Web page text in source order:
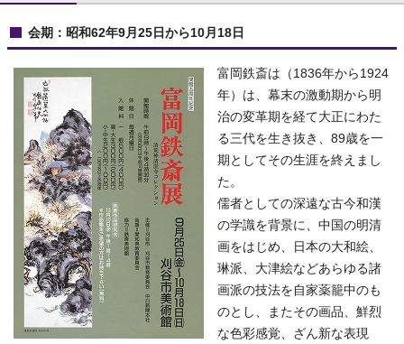
会期：昭和62年9月25日から10月18日
富岡鉄斎は（1836年から1924
年）は、幕末の激動期から明
治の変革期を経て大正にわた
る三代を生き抜き、89歳を一
期としてその生涯を終えまし
た。
儒者としての深遠な古今和漢
の学識を背景に、中国の明清
画をはじめ、日本の大和絵、
琳派、大津絵などあらゆる諸
画派の技法を自家薬籠中のも
のとし、またその画品、鮮烈
な色彩感覚、ざん新な表現